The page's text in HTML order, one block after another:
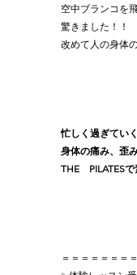
空中ブランコを
驚きました！！
改めて人の身体
忙しく過ぎてい
身体の痛み、歪
THE　PILATES
＝＝＝＝＝＝＝